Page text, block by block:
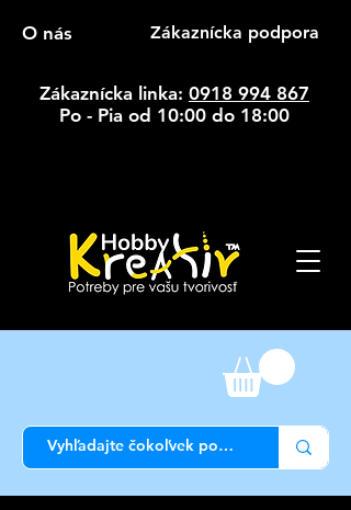
O nás Zákaznícka podpora
Zákaznícka linka: 0918 994 867
Po - Pia od 10:00 do 18:00